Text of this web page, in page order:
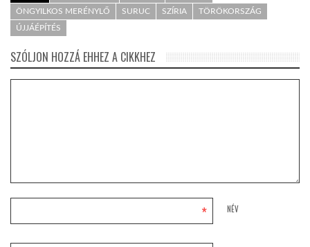
ÖNGYILKOS MERÉNYLŐ SURUC SZÍRIA
TÖRÖKORSZÁG
ÚJJÁÉPÍTÉS
SZÓLJON HOZZÁ EHHEZ A CIKKHEZ
NÉV
*